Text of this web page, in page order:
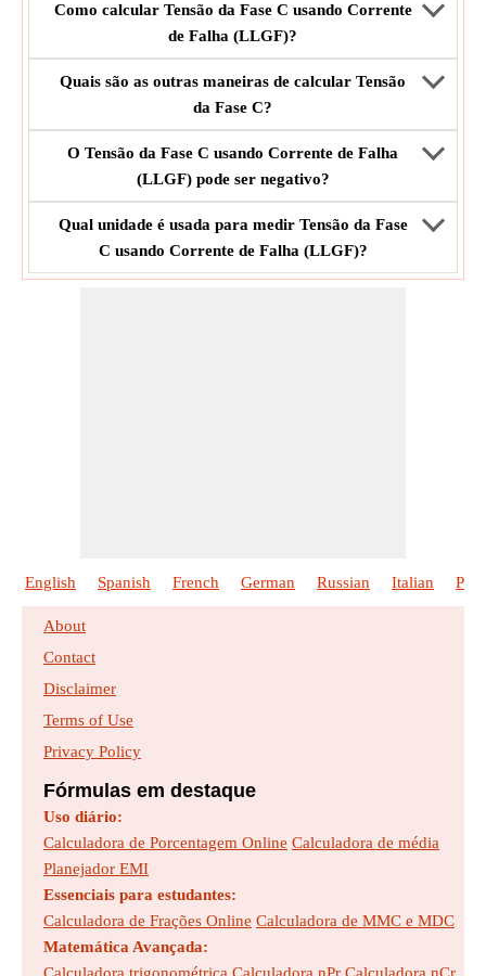
Como calcular Tensão da Fase C usando Corrente
de Falha (LLGF)?
Quais são as outras maneiras de calcular Tensão
da Fase C?
O Tensão da Fase C usando Corrente de Falha
(LLGF) pode ser negativo?
Qual unidade é usada para medir Tensão da Fase
C usando Corrente de Falha (LLGF)?
English Spanish French German Russian Italian
About
Contact
Disclaimer
Terms of Use
Privacy Policy
Fórmulas em destaque
Uso diário:
Calculadora de Porcentagem Online Calculadora de média
Planejador EMI
Essenciais para estudantes:
Calculadora de Frações Online Calculadora de MMC e MDC
Matemática Avançada: